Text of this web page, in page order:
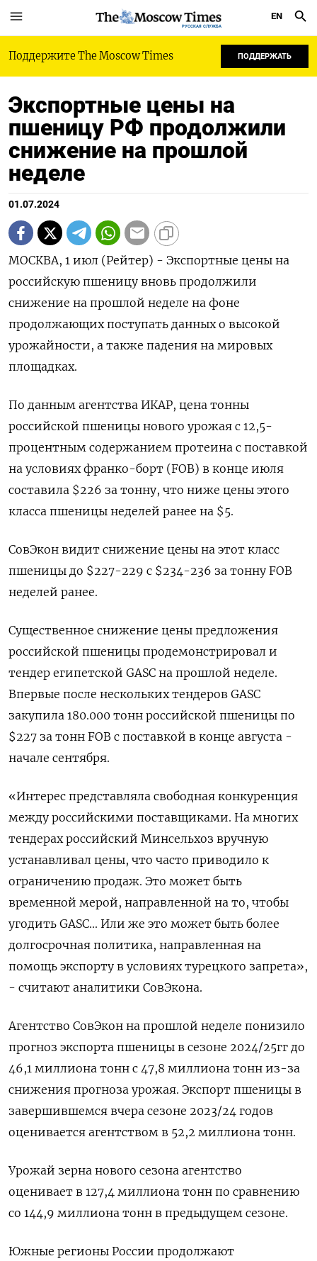
РУССКАЯ СЛУЖБА
EN
Поддержите The Moscow Times ПОДДЕРЖАТЬ
Экспортные цены на
пшеницу РФ продолжили
снижение на прошлой
неделе
01.07.2024
МОСКВА, 1 июл (Рейтер) - Экспортные цены на
российскую пшеницу вновь продолжили
снижение на прошлой неделе на фоне
продолжающих поступать данных о высокой
урожайности, а также падения на мировых
площадках.
По данным агентства ИКАР, цена тонны
российской пшеницы нового урожая с 12,5-
процентным содержанием протеина с поставкой
на условиях франко-борт (FOB) в конце июля
составила $226 за тонну, что ниже цены этого
класса пшеницы неделей ранее на $5.
СовЭкон видит снижение цены на этот класс
пшеницы до $227-229 с $234-236 за тонну FOB
неделей ранее.
Существенное снижение цены предложения
российской пшеницы продемонстрировал и
тендер египетской GASC на прошлой неделе.
Впервые после нескольких тендеров GASC
закупила 180.000 тонн российской пшеницы по
$227 за тонн FOB с поставкой в конце августа -
начале сентября.
«Интерес представляла свободная конкуренция
между российскими поставщиками. На многих
тендерах российский Минсельхоз вручную
устанавливал цены, что часто приводило к
ограничению продаж. Это может быть
временной мерой, направленной на то, чтобы
угодить GASC... Или же это может быть более
долгосрочная политика, направленная на
помощь экспорту в условиях турецкого запрета»,
- считают аналитики СовЭкона.
Агентство CовЭкон на прошлой неделе понизило
прогноз экспорта пшеницы в сезоне 2024/25гг до
46,1 миллиона тонн с 47,8 миллиона тонн из-за
снижения прогноза урожая. Экспорт пшеницы в
завершившемся вчера сезоне 2023/24 годов
оценивается агентством в 52,2 миллиона тонн.
Урожай зерна нового сезона агентство
оценивает в 127,4 миллиона тонн по сравнению
со 144,9 миллиона тонн в предыдущем сезоне.
Южные регионы России продолжают